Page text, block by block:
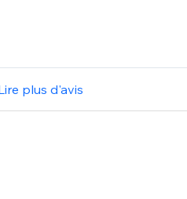
plus d'avis